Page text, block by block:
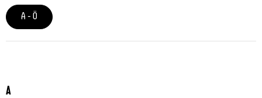
A-Ö
A